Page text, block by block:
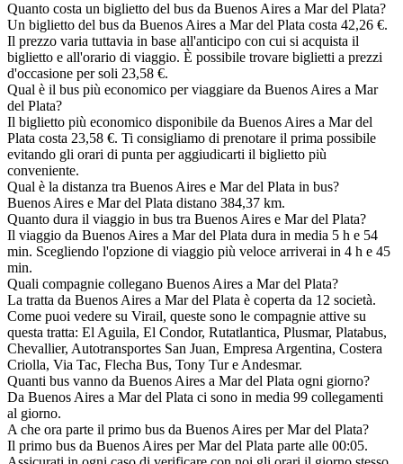
Quanto costa un biglietto del bus da Buenos Aires a Mar del Plata?
Un biglietto del bus da Buenos Aires a Mar del Plata costa 42,26 €.
Il prezzo varia tuttavia in base all'anticipo con cui si acquista il
biglietto e all'orario di viaggio. È possibile trovare biglietti a prezzi
d'occasione per soli 23,58 €.
Qual è il bus più economico per viaggiare da Buenos Aires a Mar
del Plata?
Il biglietto più economico disponibile da Buenos Aires a Mar del
Plata costa 23,58 €. Ti consigliamo di prenotare il prima possibile
evitando gli orari di punta per aggiudicarti il biglietto più
conveniente.
Qual è la distanza tra Buenos Aires e Mar del Plata in bus?
Buenos Aires e Mar del Plata distano 384,37 km.
Quanto dura il viaggio in bus tra Buenos Aires e Mar del Plata?
Il viaggio da Buenos Aires a Mar del Plata dura in media 5 h e 54
min. Scegliendo l'opzione di viaggio più veloce arriverai in 4 h e 45
min.
Quali compagnie collegano Buenos Aires a Mar del Plata?
La tratta da Buenos Aires a Mar del Plata è coperta da 12 società.
Come puoi vedere su Virail, queste sono le compagnie attive su
questa tratta: El Aguila, El Condor, Rutatlantica, Plusmar, Platabus,
Chevallier, Autotransportes San Juan, Empresa Argentina, Costera
Criolla, Via Tac, Flecha Bus, Tony Tur e Andesmar.
Quanti bus vanno da Buenos Aires a Mar del Plata ogni giorno?
Da Buenos Aires a Mar del Plata ci sono in media 99 collegamenti
al giorno.
A che ora parte il primo bus da Buenos Aires per Mar del Plata?
Il primo bus da Buenos Aires per Mar del Plata parte alle 00:05.